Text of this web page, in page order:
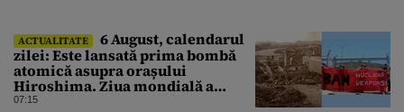
ACTUALITATE
6 August, calendarul
zilei: Este lansată prima bombă
atomică asupra orașului
Hiroshima. Ziua mondială a
luptei pentru interzicerea armei
07:15